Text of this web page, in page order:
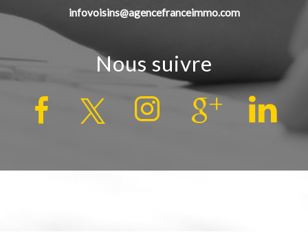
infovoisins@agencefranceimmo.com
Nous suivre